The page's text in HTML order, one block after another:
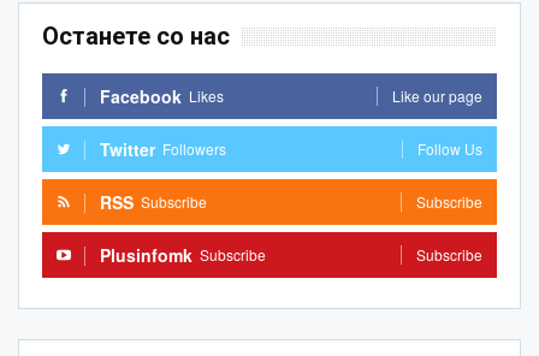
Останете со нас
Facebook Likes Like our page
Twitter Followers Follow Us
RSS Subscribe Subscribe
Plusinfomk Subscribe Subscribe